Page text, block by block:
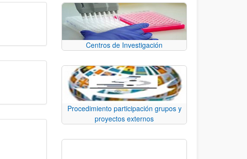
Centros de Investigación
Procedimiento participación grupos y
proyectos externos